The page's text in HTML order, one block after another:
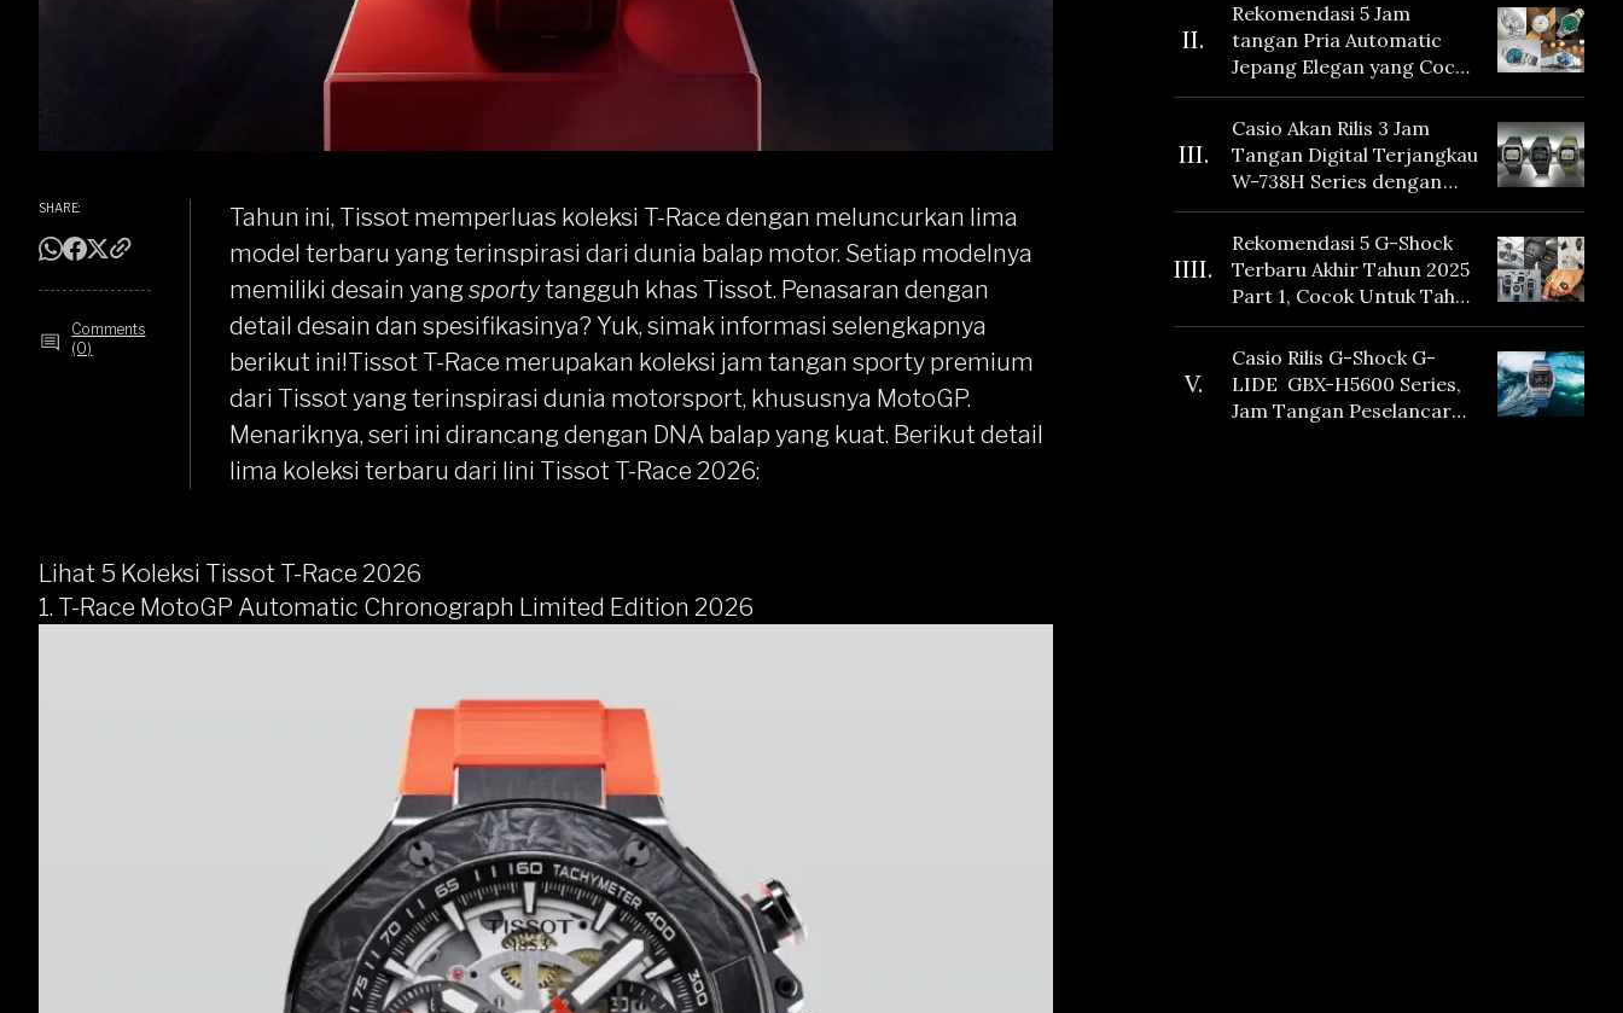
SHARE:
Comments
(0)
Tahun ini, Tissot memperluas koleksi T-Race dengan meluncurkan lima
model terbaru yang terinspirasi dari dunia balap motor. Setiap modelnya
memiliki desain yangsportytangguh khas Tissot. Penasaran dengan
detail desain dan spesifikasinya? Yuk, simak informasi selengkapnya
berikut ini!Tissot T-Race merupakan koleksi jam tangan sporty premium
dari Tissot yang terinspirasi dunia motorsport, khususnya MotoGP.
Menariknya, seri ini dirancang dengan DNA balap yang kuat. Berikut detail
lima koleksi terbaru dari lini Tissot T-Race 2026:
Lihat 5 Koleksi Tissot T-Race 2026
1. T-Race MotoGP Automatic Chronograph Limited Edition 2026
II.
Rekomendasi 5 Jam
tangan Pria Automatic
Jepang Elegan yang Cocok
Dikoleksi di 2026
III.
Casio Akan Rilis 3 Jam
Tangan Digital Terjangkau
W-738H Series dengan
Masa Baterai 10 Tahun
dan Fitur Vibration
IIII.
Rekomendasi 5 G-Shock
Terbaru Akhir Tahun 2025
Part 1, Cocok Untuk Tahun
Baru!
V.
Casio Rilis G-Shock G-
LIDE GBX-H5600 Series,
Jam Tangan Peselancar